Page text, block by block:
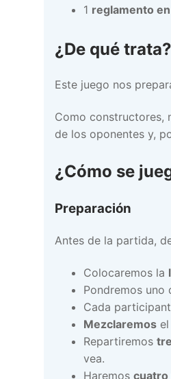
1 reglamento
¿De qué trata?
Este juego nos
Como constructores,
de los oponentes y,
¿Cómo se
Preparación
Antes de la partida,
Colocaremos la
Pondremos uno
Cada
Mezclaremosel
Repartiremos
vea.
Haremos cuatro